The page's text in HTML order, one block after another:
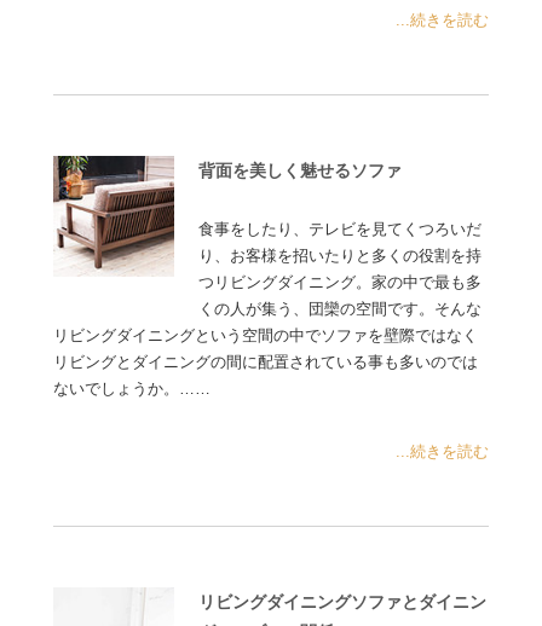
...続きを読む
背面を美しく魅せるソファ
食事をしたり、テレビを見てくつろいだ
り、お客様を招いたりと多くの役割を持
つリビングダイニング。家の中で最も多
くの人が集う、団欒の空間です。そんな
リビングダイニングという空間の中でソファを壁際ではなく
リビングとダイニングの間に配置されている事も多いのでは
ないでしょうか。……
...続きを読む
リビングダイニングソファとダイニン